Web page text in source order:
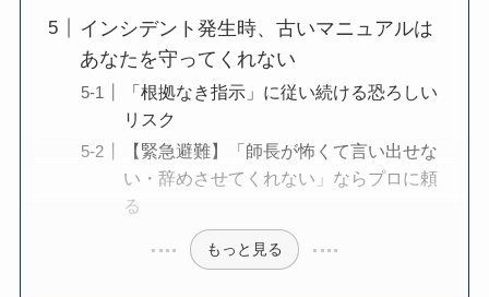
インシデント発生時、古いマニュアルは
あなたを守ってくれない
「根拠なき指示」に従い続ける恐ろしい
リスク
【緊急避難】「師長が怖くて言い出せな
い・辞めさせてくれない」ならプロに頼
る
もっと見る